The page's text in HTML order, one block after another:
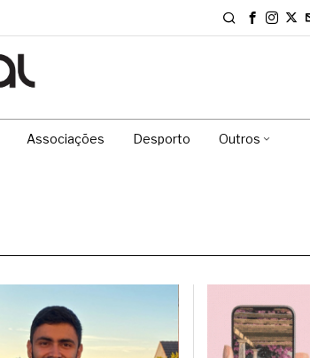
Associações Desporto Outros